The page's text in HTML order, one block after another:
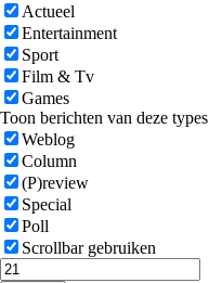
Actueel
Entertainment
Sport
Film & Tv
Games
Toon berichten van deze types
Weblog
Column
(P)review
Special
Poll
Scrollbar gebruiken